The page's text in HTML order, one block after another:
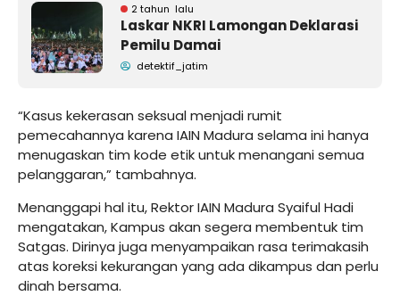
2 tahun lalu
Laskar NKRI Lamongan Deklarasi
Pemilu Damai
detektif_jatim
“Kasus kekerasan seksual menjadi rumit
pemecahannya karena IAIN Madura selama ini hanya
menugaskan tim kode etik untuk menangani semua
pelanggaran,” tambahnya.
Menanggapi hal itu, Rektor IAIN Madura Syaiful Hadi
mengatakan, Kampus akan segera membentuk tim
Satgas. Dirinya juga menyampaikan rasa terimakasih
atas koreksi kekurangan yang ada dikampus dan perlu
dinah bersama.